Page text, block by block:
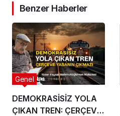
Benzer Haberler
DEMOKRASİSİZ YOLA
ÇIKAN TREN: ÇERÇEVE
Genel